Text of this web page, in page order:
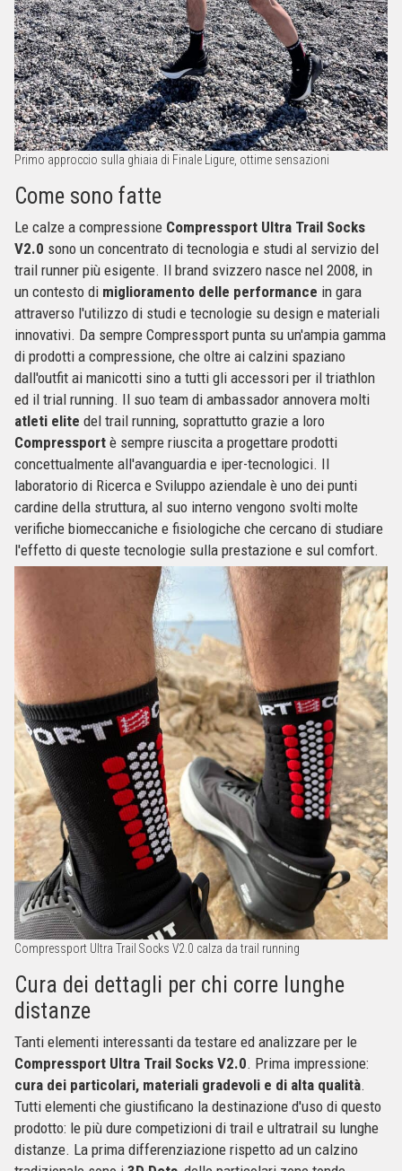
Primo approccio sulla ghiaia di Finale Ligure, ottime sensazioni
Come sono fatte
Le calze a compressione Compressport Ultra Trail Socks
V2.0 sono un concentrato di tecnologia e studi al servizio del
trail runner più esigente. Il brand svizzero nasce nel 2008, in
un contesto di miglioramento delle performance in gara
attraverso l'utilizzo di studi e tecnologie su design e materiali
innovativi. Da sempre Compressport punta su un'ampia gamma
di prodotti a compressione, che oltre ai calzini spaziano
dall'outfit ai manicotti sino a tutti gli accessori per il triathlon
ed il trial running. Il suo team di ambassador annovera molti
atleti elite del trail running, soprattutto grazie a loro
Compressport è sempre riuscita a progettare prodotti
concettualmente all'avanguardia e iper-tecnologici. Il
laboratorio di Ricerca e Sviluppo aziendale è uno dei punti
cardine della struttura, al suo interno vengono svolti molte
verifiche biomeccaniche e fisiologiche che cercano di studiare
l'effetto di queste tecnologie sulla prestazione e sul comfort.
Compressport Ultra Trail Socks V2.0 calza da trail running
Cura dei dettagli per chi corre lunghe
distanze
Tanti elementi interessanti da testare ed analizzare per le
Compressport Ultra Trail Socks V2.0. Prima impressione:
cura dei particolari, materiali gradevoli e di alta qualità.
Tutti elementi che giustificano la destinazione d'uso di questo
prodotto: le più dure competizioni di trail e ultratrail su lunghe
distanze. La prima differenziazione rispetto ad un calzino